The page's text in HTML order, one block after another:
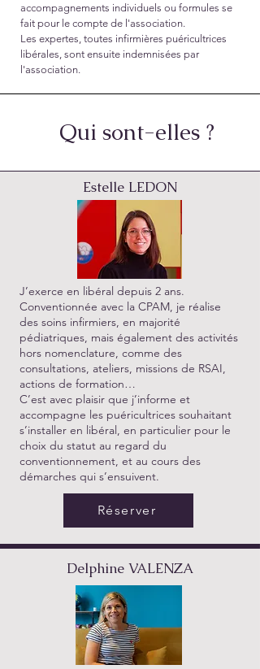
accompagnements individuels ou formules se
fait pour le compte de l'association.
Les expertes, toutes infirmières puéricultrices
libérales, sont ensuite indemnisées par
l'association.
Qui sont-elles ?
Estelle LEDON
J’exerce en libéral depuis 2 ans.
Conventionnée avec la CPAM, je réalise
des soins infirmiers, en majorité
pédiatriques, mais également des activités
hors nomenclature, comme des
consultations, ateliers, missions de RSAI,
actions de formation…
C’est avec plaisir que j’informe et
accompagne les puéricultrices souhaitant
s’installer en libéral, en particulier pour le
choix du statut au regard du
conventionnement, et au cours des
démarches qui s’ensuivent.
Réserver
Delphine VALENZA